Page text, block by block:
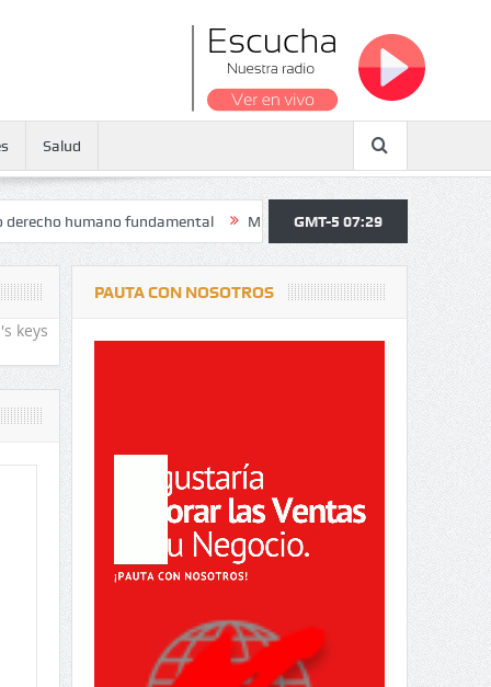
Salud
fundamental Maratón atendió a más de 38.000 jóvenes y
GMT-5 07:29
keys
PAUTA CON NOSOTROS